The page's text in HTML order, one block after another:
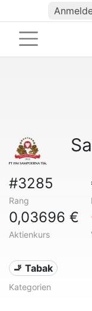
#3285
Rang
0,03696 €
Aktienkurs
🚬 Tabak
Kategorien